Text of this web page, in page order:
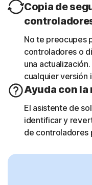
Copia de
No te preocupes
controladores o
una
cualquier versión
Ayuda con la
El asistente de
identificar y
de controladores